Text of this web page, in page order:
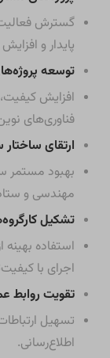
گسترش
پایدار و
توسعه
افزایش کیفیت،
فناوری‌های
ارتقای ساختار
بهبود مستمر
مهندسی و
تشکیل
استفاده
اجرای با
تقویت روابط
تسهیل
اطلاع‌رسانی.